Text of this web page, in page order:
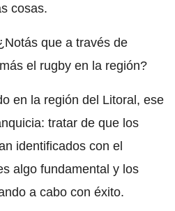
cosas.
que a través de
el rugby en la región?
en la región del Litoral, ese
tratar de que los
identificados con el
algo fundamental y los
a cabo con éxito.